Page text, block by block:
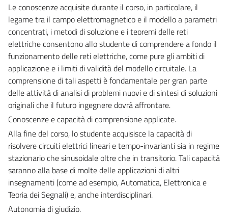
Le conoscenze acquisite durante il corso, in particolare, il
legame tra il campo elettromagnetico e il modello a parametri
concentrati, i metodi di soluzione e i teoremi delle reti
elettriche consentono allo studente di comprendere a fondo il
funzionamento delle reti elettriche, come pure gli ambiti di
applicazione e i limiti di validità del modello circuitale. La
comprensione di tali aspetti è fondamentale per gran parte
delle attività di analisi di problemi nuovi e di sintesi di soluzioni
originali che il futuro ingegnere dovrà affrontare.
Conoscenze e capacità di comprensione applicate.
Alla fine del corso, lo studente acquisisce la capacità di
risolvere circuiti elettrici lineari e tempo-invarianti sia in regime
stazionario che sinusoidale oltre che in transitorio. Tali capacità
saranno alla base di molte delle applicazioni di altri
insegnamenti (come ad esempio, Automatica, Elettronica e
Teoria dei Segnali) e, anche interdisciplinari.
Autonomia di giudizio.